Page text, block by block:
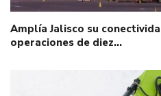
Amplía Jalisco su
operaciones de diez…